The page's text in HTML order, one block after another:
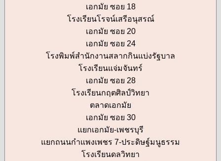
เอกมัย ซอย 18
โรงเรียนโรจน์เสรีอนุสรณ์
เอกมัย ซอย 20
เอกมัย ซอย 24
โรงพิมพ์สำนักงานสลากกินแบ่งรัฐบาล
โรงเรียนแจ่มจันทร์
เอกมัย ซอย 28
โรงเรียนกฤตศิลป์วิทยา
ตลาดเอกมัย
เอกมัย ซอย 30
แยกเอกมัย-เพชรบุรี
แยกถนนกำแพงเพชร 7-ประดิษฐ์มนูธรรม
โรงเรียนดลวิทยา